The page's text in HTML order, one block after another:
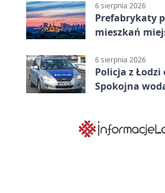
6 sierpnia 2026
Prefabrykaty
mieszkań
6 sierpnia 2026
Policja z
Spokojna